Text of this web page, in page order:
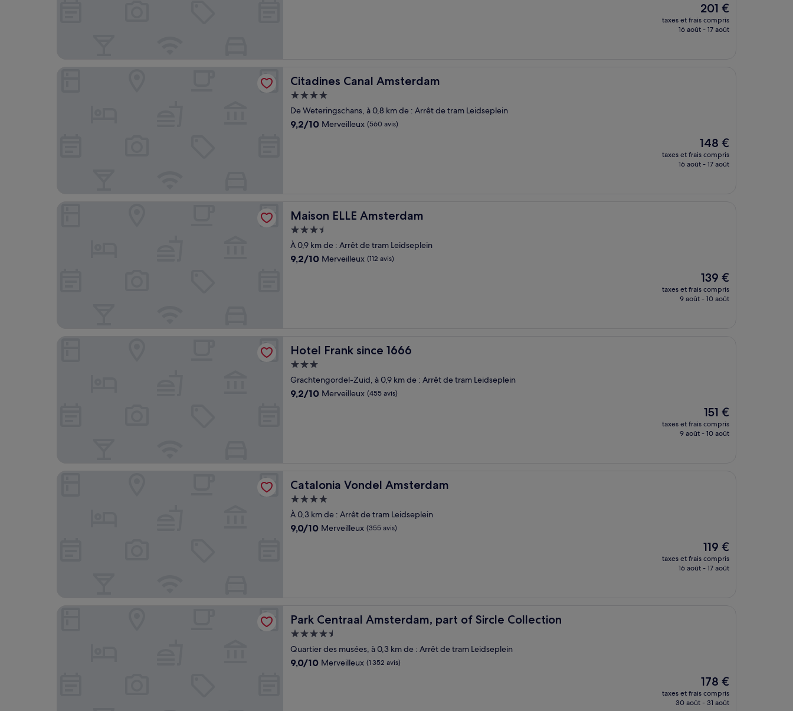
Le
nouveau
prix
201 €
taxes et frais compris
16 août - 17 août
Citadines Canal Amsterdam
Citadines Canal Amsterdam
Hébergement
4.0 étoiles
De Weteringschans, à 0,8 km de : Arrêt de tram Leidseplein
9.2
9,2/10 Merveilleux (560 avis)
Le
nouveau
prix
148 €
taxes et frais compris
16 août - 17 août
Maison ELLE Amsterdam
Maison ELLE Amsterdam
Hébergement
3.5 étoiles
À 0,9 km de : Arrêt de tram Leidseplein
9.2
9,2/10 Merveilleux (112 avis)
Le
nouveau
prix
139 €
taxes et frais compris
9 août - 10 août
Hotel Frank since 1666
Hotel Frank since 1666
Hébergement
3.0 étoiles
Grachtengordel-Zuid, à 0,9 km de : Arrêt de tram Leidseplein
9.2
9,2/10 Merveilleux (455 avis)
Le
nouveau
prix
151 €
taxes et frais compris
9 août - 10 août
Catalonia Vondel Amsterdam
Catalonia Vondel Amsterdam
Hébergement
4.0 étoiles
À 0,3 km de : Arrêt de tram Leidseplein
9.0
9,0/10 Merveilleux (355 avis)
Le
nouveau
prix
119 €
taxes et frais compris
16 août - 17 août
Park Centraal Amsterdam, part of Sircle Collection
Park Centraal Amsterdam, part of Sircle Collection
Hébergement
4.5 étoiles
Quartier des musées, à 0,3 km de : Arrêt de tram Leidseplein
9.0
9,0/10 Merveilleux (1 352 avis)
Le
nouveau
prix
178 €
taxes et frais compris
30 août - 31 août
Park Centraal Amsterdam, part of Sircle Collection